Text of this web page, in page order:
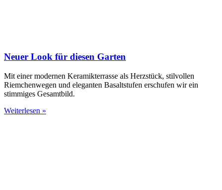
Neuer Look für diesen Garten
Mit einer modernen Keramikterrasse als Herzstück, stilvollen
Riemchenwegen und eleganten Basaltstufen erschufen wir ein
stimmiges Gesamtbild.
Weiterlesen »